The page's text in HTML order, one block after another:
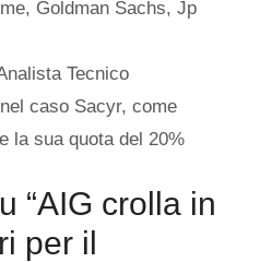
, Goldman Sachs,Jp
Tecnico
caso Sacyr, come
la sua quota del 20%
“AIG crolla in
per il